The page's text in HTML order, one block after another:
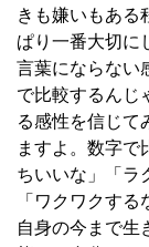
きも嫌いもある
ぱり一番大切に
言葉にならない
で比較するんじ
る感性を信じて
ますよ。数字で
ちいいな」「ラ
「ワクワクす
自身の今まで生